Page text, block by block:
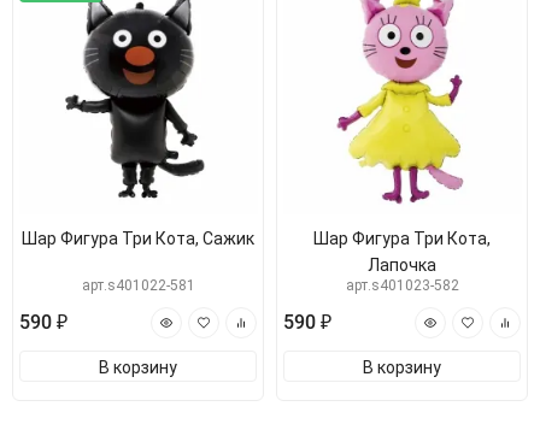
Шар Фигура Три Кота, Сажик
арт.s401022-581
590 ₽
В корзину
Шар Фигура Три Кота,
Лапочка
арт.s401023-582
590 ₽
В корзину